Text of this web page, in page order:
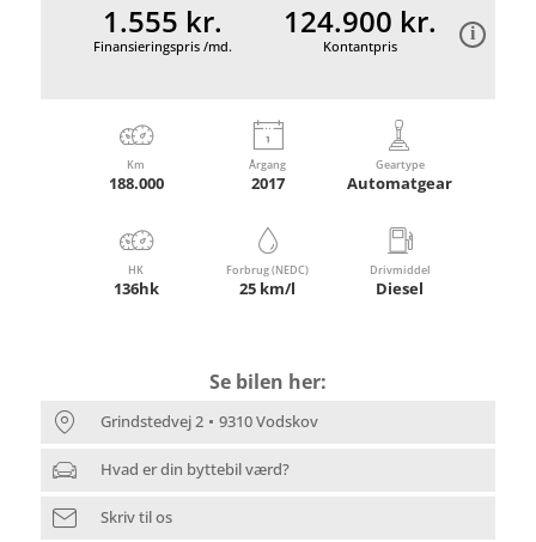
1.555 kr.
Finansieringspris /md.
124.900 kr.
Kontantpris
Km
188.000
Årgang
2017
Geartype
Automatgear
HK
136hk
Forbrug (NEDC)
25 km/l
Drivmiddel
Diesel
Se bilen her:
Grindstedvej 2 9310 Vodskov
Hvad er din byttebil værd?
Skriv til os